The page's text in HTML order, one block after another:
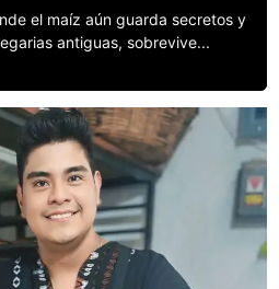
el maíz aún guarda secretos y
antiguas, sobrevive...